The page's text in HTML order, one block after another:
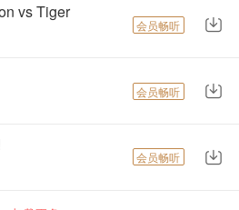
vs Tiger
会员畅听
会员畅听
会员畅听